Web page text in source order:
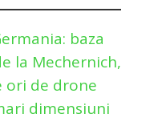
baza
la Mechernich,
ori de drone
dimensiuni